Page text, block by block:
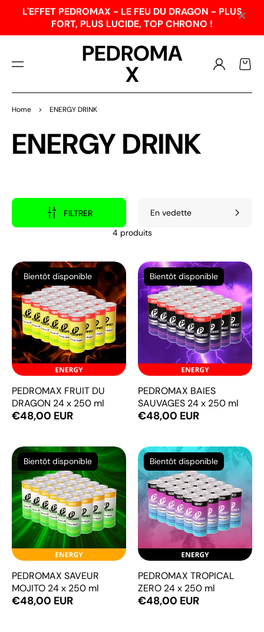
SER
CO
L'EFFET PEDROMAX - LE FEU DU DRAGON - PLUS
FORT, PLUS LUCIDE, TOP CHRONO !
PEDROMA
X Connexion Panier
Home > ENERGY DRINK
Collection:
ENERGY DRINK
FILTRER
4 produits
PEDROMAX FRUIT DU
DRAGON 24 x 250 ml
€48,00 EUR
Bientôt disponible
PEDROMAX BAIES
SAUVAGES 24 x 250 ml
€48,00 EUR
Bientôt disponible
PEDROMAX SAVEUR
MOJITO 24 x 250 ml
€48,00 EUR
Bientôt disponible
PEDROMAX TROPICAL
ZERO 24 x 250 ml
€48,00 EUR
Bientôt disponible
×